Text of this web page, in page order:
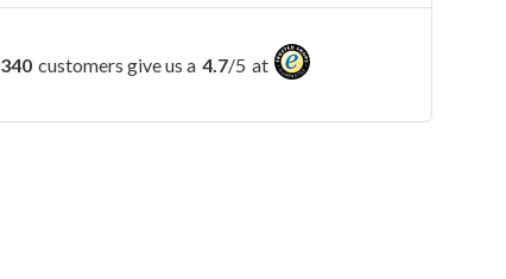
340 customers give us a 4.7/5 at